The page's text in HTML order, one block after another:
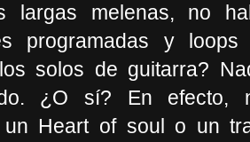
largas melenas, no
programadas y
solos de guitarra?
¿O sí? En efecto,
un Heart of soul o un